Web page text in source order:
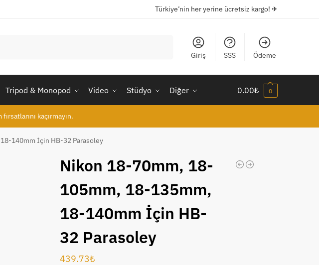
Türkiye’nin her yerine ücretsiz kargo! ✈
Giriş SSS Ödeme
Tripod & Monopod Video Stüdyo Diğer 0.00₺ 0
kaçırmayın.
140mm İçin HB-32 Parasoley
Nikon 18-70mm, 18-
105mm, 18-135mm,
18-140mm İçin HB-
32 Parasoley
439.73₺